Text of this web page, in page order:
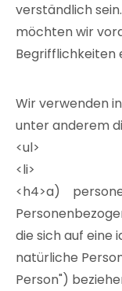
verständlich
möchten wir
Begrifflichkeiten
Wir verwenden
unter anderem
<ul>
<li>
<h4>a)
die sich auf eine
natürliche
Person")